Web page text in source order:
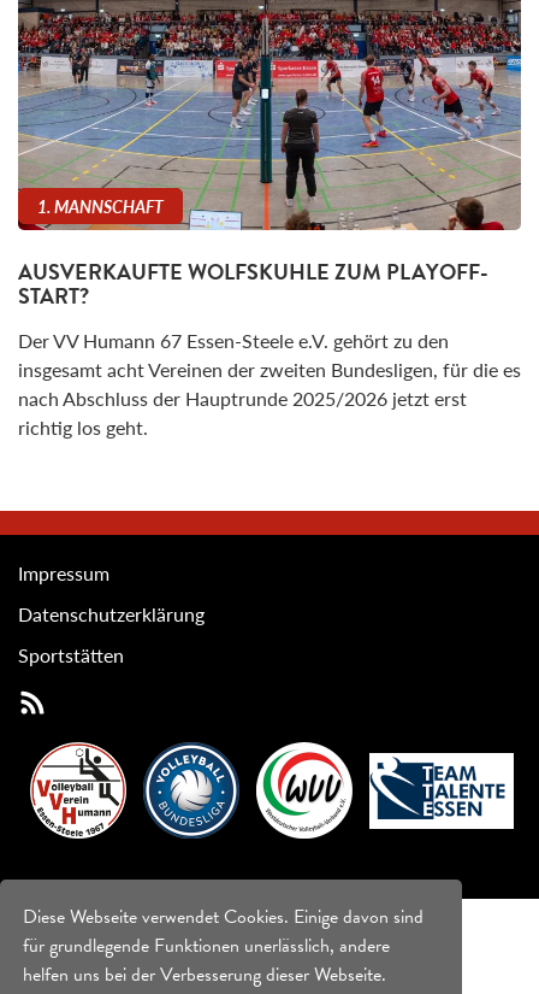
Diese Webseite verwendet Cookies. Einige davon sind
für grundlegende Funktionen unerlässlich, andere
helfen uns bei der Verbesserung dieser Webseite.
1. MANNSCHAFT
AUSVERKAUFTE WOLFSKUHLE ZUM PLAYOFF-
START?
Der VV Humann 67 Essen-Steele e.V. gehört zu den
insgesamt acht Vereinen der zweiten Bundesligen, für die es
nach Abschluss der Hauptrunde 2025/2026 jetzt erst
richtig los geht.
Impressum
Datenschutzerklärung
Sportstätten